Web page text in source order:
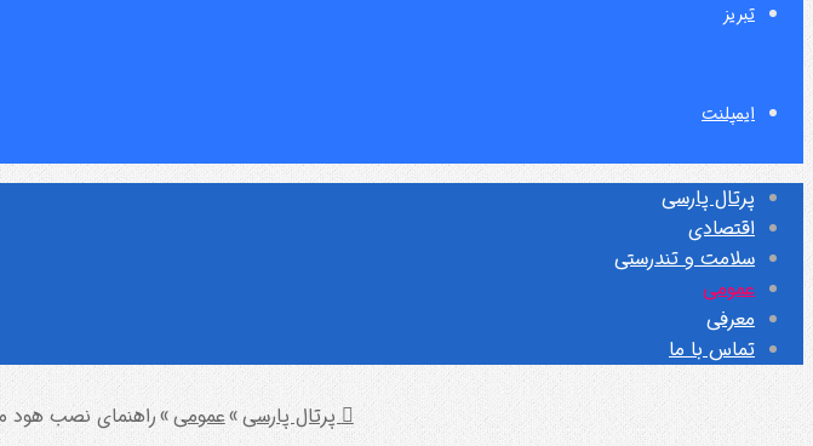
تبریز
ایمپلنت
پرتال پارسی
اقتصادی
سلامت و تندرستی
عمومی
معرفی
تماس با ما
پرتال پارسی»عمومی»راهنمای نصب هود